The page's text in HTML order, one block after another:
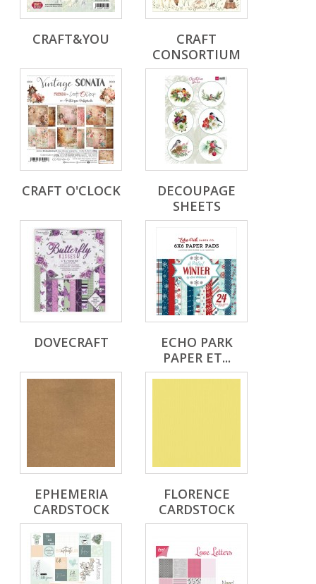
CRAFT&YOU
CRAFT
CONSORTIUM
CRAFT O'CLOCK
DECOUPAGE
SHEETS
DOVECRAFT
ECHO PARK
PAPER ET...
EPHEMERIA
CARDSTOCK
FLORENCE
CARDSTOCK